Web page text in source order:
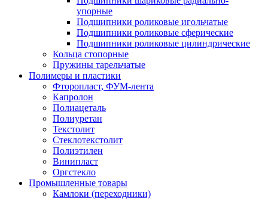
упорные
Подшипники роликовые игольчатые
Подшипники роликовые сферические
Подшипники роликовые цилиндрические
Кольца стопорные
Пружины тарельчатые
Полимеры и пластики
Фторопласт, ФУМ-лента
Капролон
Полиацеталь
Полиуретан
Текстолит
Стеклотекстолит
Полиэтилен
Винипласт
Оргстекло
Промышленные товары
Камлоки (переходники)